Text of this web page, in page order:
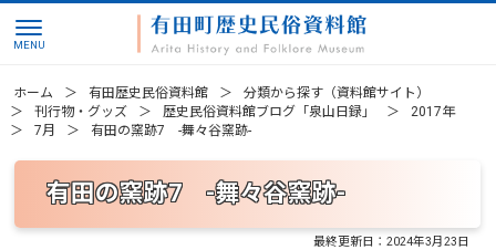
ホーム 有田歴史民俗資料館
分類から探す（資料館サイト）
刊行物・グッズ
歴史民俗資料館ブログ「泉山日録」
2017年
7月
有田の窯跡7 -舞々谷窯跡-
有田の窯跡7 -舞々谷窯跡-
最終更新日：2024年3月23日